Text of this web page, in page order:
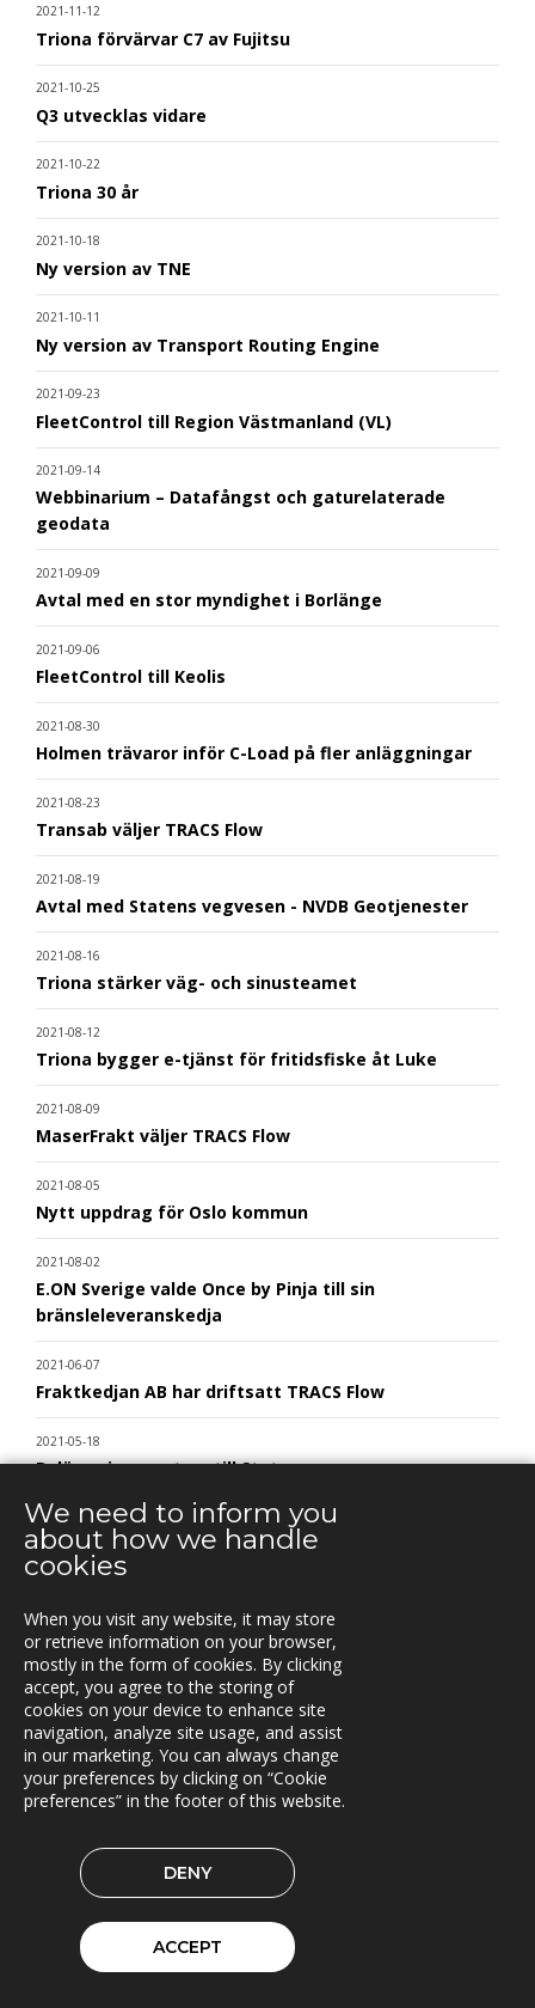
2021-11-12
Triona förvärvar C7 av Fujitsu
2021-10-25
Q3 utvecklas vidare
2021-10-22
Triona 30 år
2021-10-18
Ny version av TNE
2021-10-11
Ny version av Transport Routing Engine
2021-09-23
FleetControl till Region Västmanland (VL)
2021-09-14
Webbinarium – Datafångst och gaturelaterade
geodata
2021-09-09
Avtal med en stor myndighet i Borlänge
2021-09-06
FleetControl till Keolis
2021-08-30
Holmen trävaror inför C-Load på fler anläggningar
2021-08-23
Transab väljer TRACS Flow
2021-08-19
Avtal med Statens vegvesen - NVDB Geotjenester
2021-08-16
Triona stärker väg- och sinusteamet
2021-08-12
Triona bygger e-tjänst för fritidsfiske åt Luke
2021-08-09
MaserFrakt väljer TRACS Flow
2021-08-05
Nytt uppdrag för Oslo kommun
2021-08-02
E.ON Sverige valde Once by Pinja till sin
bränsleleveranskedja
2021-06-07
Fraktkedjan AB har driftsatt TRACS Flow
2021-05-18
Beläggningssystem till Statens vegvesen
2021-04-12
Bergkvist siljan i insjön inför C-Load
C-Load - utökat stöd för hållbara transporter
2021-03-29
TRACS Flow i drift hos Söderhamns LBC
2021-03-15
Kunderna nöjda med Triona
Ny version av TRACS Flow
2021-02-26
Webinar med RoadCloud
2021-02-24
We need to inform you
about how we handle
cookies
When you visit any website, it may store
or retrieve information on your browser,
mostly in the form of cookies. By clicking
accept, you agree to the storing of
cookies on your device to enhance site
navigation, analyze site usage, and assist
in our marketing. You can always change
your preferences by clicking on “Cookie
preferences” in the footer of this website.
DENY
ACCEPT